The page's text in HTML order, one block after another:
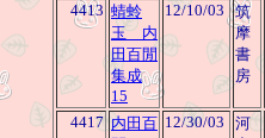
4413 蜻蛉
玉 内
田百閒
集成
15
12/10/03
筑
摩
書
房
4417 内田百 12/30/03
河